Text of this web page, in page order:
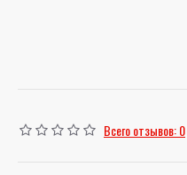
Всего отзывов: 0